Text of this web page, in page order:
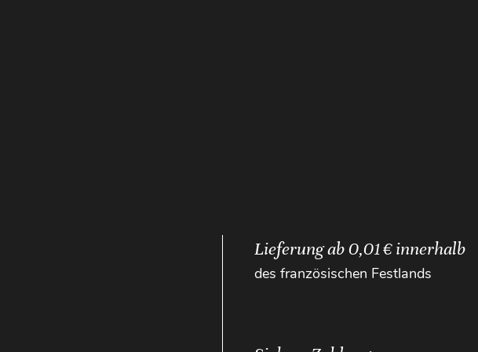
Lieferung ab 0,01 € innerhalb
des französischen Festlands